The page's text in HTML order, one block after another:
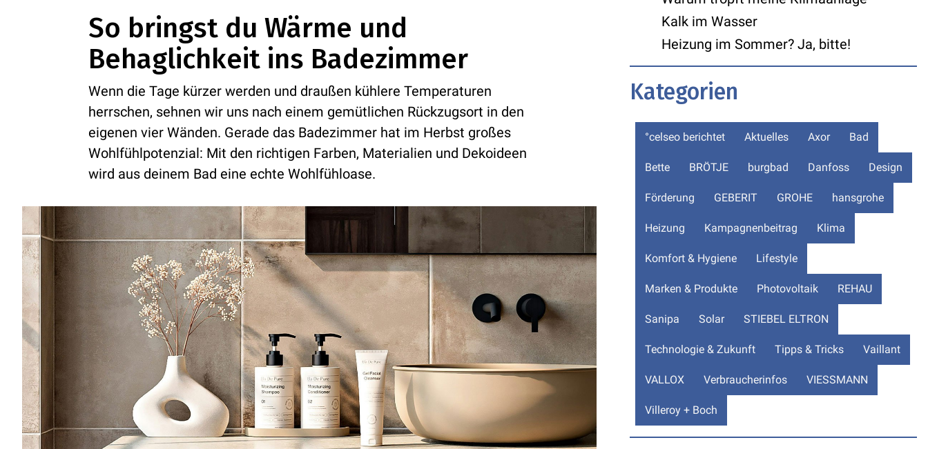
So bringst du Wärme und
Behaglichkeit ins Badezimmer
Wenn die Tage kürzer werden und draußen kühlere Temperaturen
herrschen, sehnen wir uns nach einem gemütlichen Rückzugsort in den
eigenen vier Wänden. Gerade das Badezimmer hat im Herbst großes
Wohlfühlpotenzial: Mit den richtigen Farben, Materialien und Dekoideen
wird aus deinem Bad eine echte Wohlfühloase.
Kalk im Wasser
Heizung im Sommer? Ja, bitte!
Kategorien
°celseo berichtet Aktuelles Axor Bad
Bette BRÖTJE burgbad Danfoss Design
Förderung GEBERIT GROHE hansgrohe
Heizung Kampagnenbeitrag Klima
Komfort & Hygiene Lifestyle
Marken & Produkte Photovoltaik REHAU
Sanipa Solar STIEBEL ELTRON
Technologie & Zukunft Tipps & Tricks Vaillant
VALLOX Verbraucherinfos VIESSMANN
Villeroy + Boch